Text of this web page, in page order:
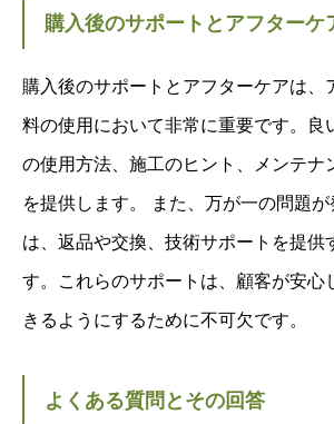
購入後のサポートとアフターケ
購入後のサポートとアフターケアは、
料の使用において非常に重要です。良
の使用方法、施工のヒント、メンテナ
を提供します。 また、万が一の問題
は、返品や交換、技術サポートを提供
す。これらのサポートは、顧客が安心
きるようにするために不可欠です。
よくある質問とその回答